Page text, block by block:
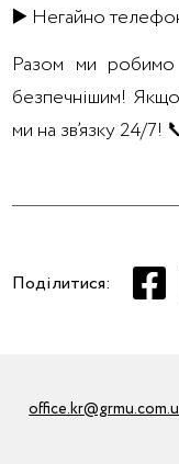
▶️ Негайно
Разом ми
безпечнішим!
ми на зв’язку 24/7!
Поділитися: